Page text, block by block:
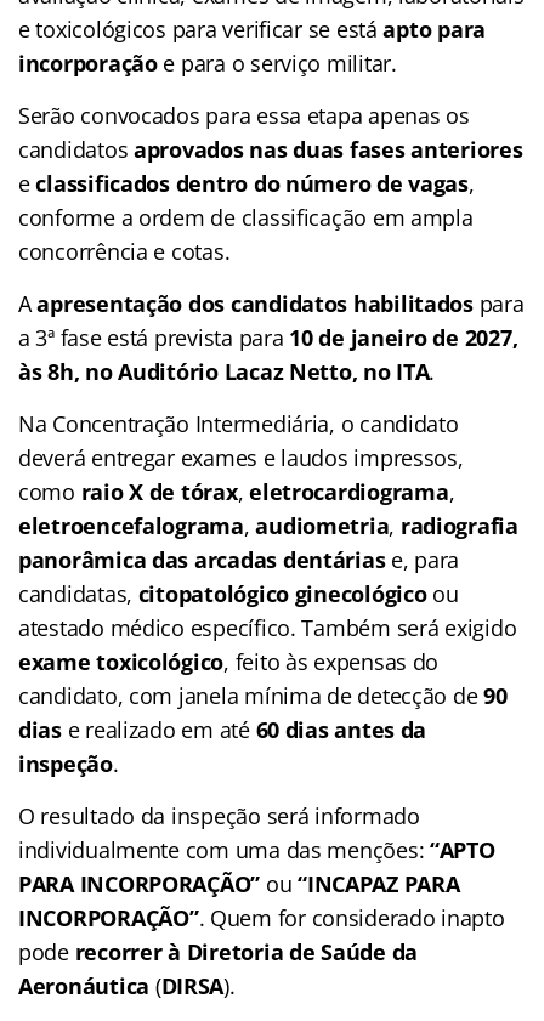
e toxicológicos para verificar se estáapto para
incorporaçãoe para o serviço militar.
Serão convocados para essa etapa apenas os
candidatosaprovados nas duas fases anteriores
eclassificados dentro do número de vagas,
conforme a ordem de classificação em ampla
concorrência e cotas.
Aapresentação dos candidatos habilitadospara
a 3ª fase está prevista para 10 de janeiro de 2027,
às 8h, no Auditório Lacaz Netto, no ITA.
Na Concentração Intermediária, o candidato
deverá entregar exames e laudos impressos,
como raio X de tórax,eletrocardiograma,
eletroencefalograma,audiometria, radiografia
panorâmica das arcadas dentáriase, para
candidatas, citopatológico ginecológicoou
atestado médico específico. Também será exigido
exame toxicológico, feito às expensas do
candidato, com janela mínima de detecção de90
diase realizado em até 60 dias antes da
inspeção.
O resultado da inspeção será informado
individualmente com uma das menções:“APTO
PARA INCORPORAÇÃO” ou“INCAPAZ PARA
INCORPORAÇÃO”. Quem for considerado inapto
pode recorrer à Diretoria de Saúde da
Aeronáutica (DIRSA).